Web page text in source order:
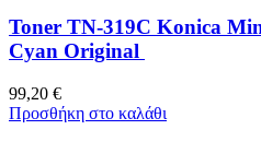
Toner TN-319C Konica
Cyan Original
99,20 €
Προσθήκη στο καλάθι